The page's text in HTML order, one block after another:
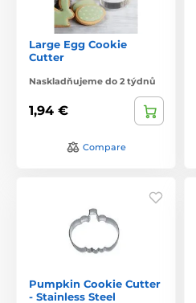
Large Egg Cookie
Cutter
Naskladňujeme do 2 týdnů
1,94 €
Compare
Pumpkin Cookie Cutter
- Stainless Steel